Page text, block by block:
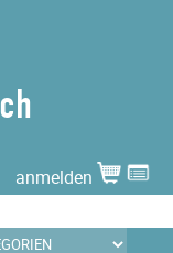
anmelden